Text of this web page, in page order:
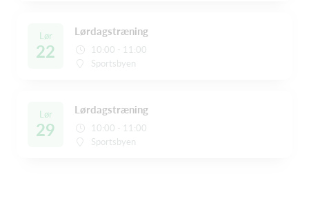
Lør
22
Lørdagstræning
10:00 - 11:00
Sportsbyen
Lør
29
Lørdagstræning
10:00 - 11:00
Sportsbyen